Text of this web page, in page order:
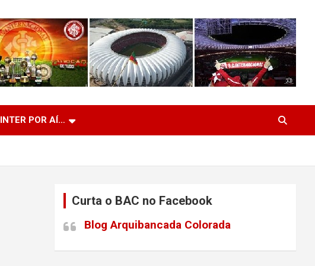
INTER POR AÍ…
Curta o BAC no Facebook
Blog Arquibancada Colorada